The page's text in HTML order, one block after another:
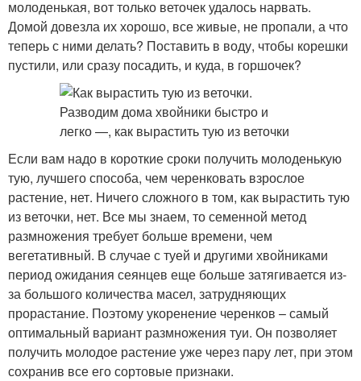
молоденькая, вот только веточек удалось нарвать.
Домой довезла их хорошо, все живые, не пропали, а что
теперь с ними делать? Поставить в воду, чтобы корешки
пустили, или сразу посадить, и куда, в горшочек?
Если вам надо в короткие сроки получить молоденькую
тую, лучшего способа, чем черенковать взрослое
растение, нет. Ничего сложного в том, как вырастить тую
из веточки, нет. Все мы знаем, то семенной метод
размножения требует больше времени, чем
вегетативный. В случае с туей и другими хвойниками
период ожидания сеянцев еще больше затягивается из-
за большого количества масел, затрудняющих
прорастание. Поэтому укоренение черенков – самый
оптимальный вариант размножения туи. Он позволяет
получить молодое растение уже через пару лет, при этом
сохранив все его сортовые признаки.